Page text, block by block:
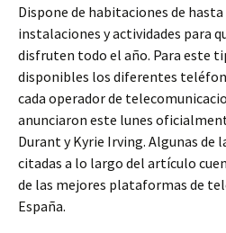
Dispone de habitaciones de
instalaciones y actividades para
disfruten todo el año. Para este
disponibles los diferentes
cada operador de
anunciaron este lunes
Durant y Kyrie Irving. Algunas de
citadas a lo largo del artículo
de las mejores plataformas de
España.